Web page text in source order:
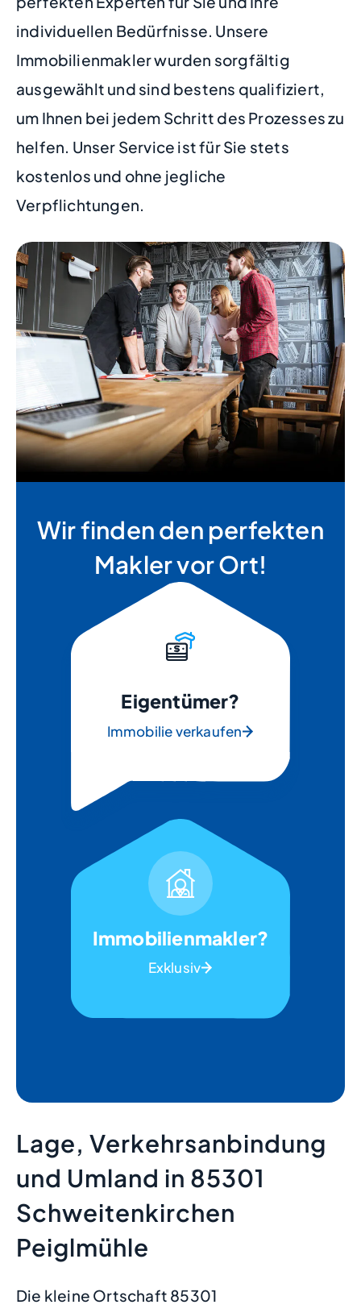
individuellen Bedürfnisse. Unsere
Immobilienmakler wurden sorgfältig
ausgewählt und sind bestens qualifiziert,
um Ihnen bei jedem Schritt des Prozesses zu
helfen. Unser Service ist für Sie stets
kostenlos und ohne jegliche
Verpflichtungen.
Wir finden den perfekten
Makler vor Ort!
Eigentümer?
Immobilie verkaufen
Immobilienmakler?
Exklusiv
Lage, Verkehrsanbindung
und Umland in 85301
Schweitenkirchen
Peiglmühle
Die kleine Ortschaft 85301